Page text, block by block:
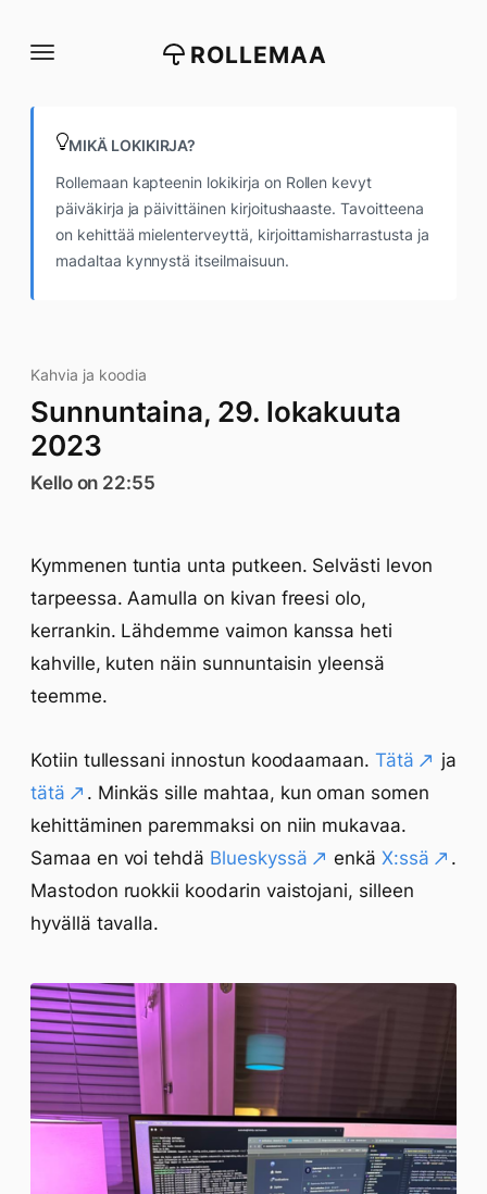
suoraan
ROLLEMAA
MIKÄ LOKIKIRJA?
Rollemaan kapteenin lokikirja on Rollen kevyt
päiväkirja ja päivittäinen kirjoitushaaste. Tavoitteena
on kehittää mielenterveyttä, kirjoittamisharrastusta ja
madaltaa kynnystä itseilmaisuun.
Kahvia ja koodia
Sunnuntaina, 29. lokakuuta
2023
Kello on 22:55
Kymmenen tuntia unta putkeen. Selvästi levon
tarpeessa. Aamulla on kivan freesi olo,
kerrankin. Lähdemme vaimon kanssa heti
kahville, kuten näin sunnuntaisin yleensä
teemme.
Kotiin tullessani innostun koodaamaan.Tätä
ja
tätä
. Minkäs sille mahtaa, kun oman somen
kehittäminen paremmaksi on niin mukavaa.
Samaa en voi tehdä Blueskyssä enkäX:ssä
.
Mastodon ruokkii koodarin vaistojani, silleen
hyvällä tavalla.